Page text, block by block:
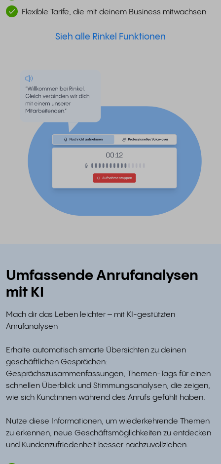
Flexible Tarife, die mit deinem Business mitwachsen
Sieh alle Rinkel Funktionen
Umfassende Anrufanalysen
mit KI
Mach dir das Leben leichter – mit KI-gestützten
Anrufanalysen
Erhalte automatisch smarte Übersichten zu deinen
geschäftlichen Gesprächen:
Gesprächszusammenfassungen, Themen-Tags für einen
schnellen Überblick und Stimmungsanalysen, die zeigen,
wie sich Kund:innen während des Anrufs gefühlt haben.
Nutze diese Informationen, um wiederkehrende Themen
zu erkennen, neue Geschäftsmöglichkeiten zu entdecken
und Kundenzufriedenheit besser nachzuvollziehen.